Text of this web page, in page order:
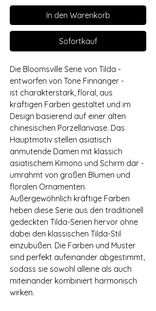
In den Warenkorb
Sofortkauf
Die Bloomsville Serie von Tilda -
entworfen von Tone Finnanger -
ist charakterstark, floral, aus
kräftigen Farben gestaltet und im
Design basierend auf einer alten
chinesischen Porzellanvase. Das
Hauptmotiv stellen asiatisch
anmutende Damen mit klassich
asiatischem Kimono und Schirm dar -
umrahmt von großen Blumen und
floralen Ornamenten.
Außergewöhnlich kräftige Farben
heben diese Serie aus den traditionell
gedeckten Tilda-Serien hervor ohne
dabei den klassischen Tilda-Stil
einzubüßen. Die Farben und Muster
sind perfekt aufeinander abgestimmt,
sodass sie sowohl alleine als auch
miteinander kombiniert harmonisch
wirken.